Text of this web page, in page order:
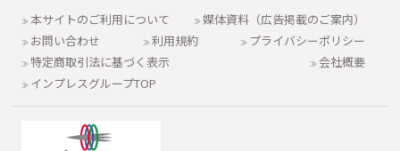
本サイトのご利用について
媒体資料（広告掲載のご案内）
お問い合わせ
利用規約
プライバシーポリシー
特定商取引法に基づく表示
会社概要
インプレスグループTOP